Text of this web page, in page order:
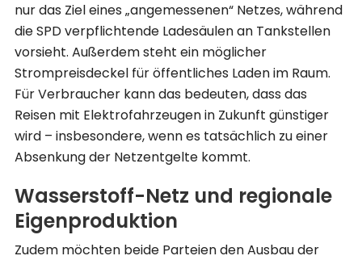
nur das Ziel eines „angemessenen“ Netzes, während
die SPD verpflichtende Ladesäulen an Tankstellen
vorsieht. Außerdem steht ein möglicher
Strompreisdeckel für öffentliches Laden im Raum.
Für Verbraucher kann das bedeuten, dass das
Reisen mit Elektrofahrzeugen in Zukunft günstiger
wird – insbesondere, wenn es tatsächlich zu einer
Absenkung der Netzentgelte kommt.
Wasserstoff-Netz und regionale
Eigenproduktion
Zudem möchten beide Parteien den Ausbau der